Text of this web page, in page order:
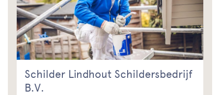
Schilder Lindhout Schildersbedrijf
B.V.